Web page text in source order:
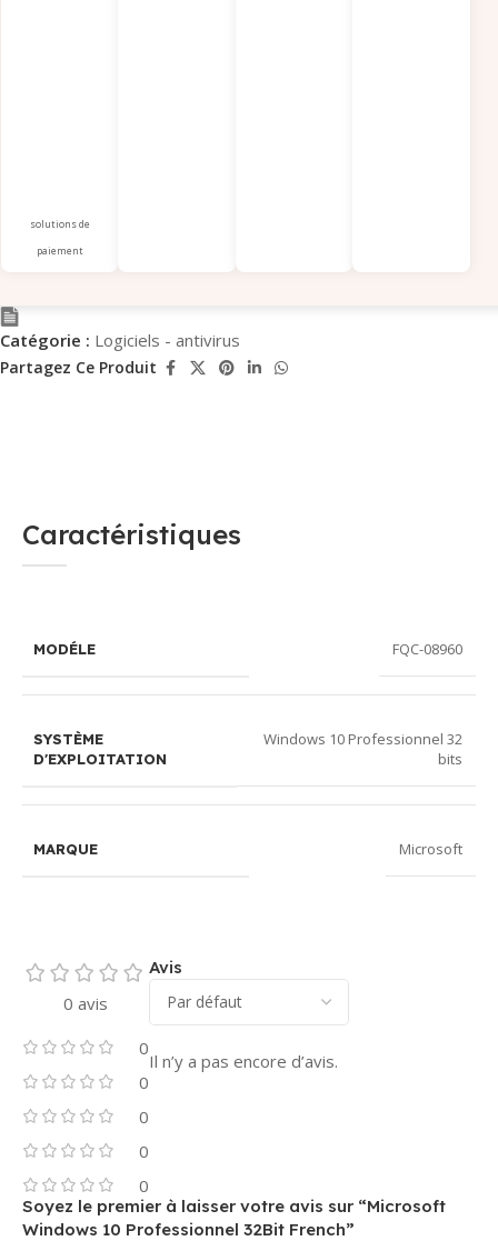
solutions de
paiement
Catégorie : Logiciels - antivirus
Partagez Ce Produit
Caractéristiques
MODÉLE FQC-08960
SYSTÈME
D'EXPLOITATION
Windows 10 Professionnel 32
bits
MARQUE Microsoft
0 avis
0
0
0
0
0
Avis
Il n’y a pas encore d’avis.
Soyez le premier à laisser votre avis sur “Microsoft
Windows 10 Professionnel 32Bit French”